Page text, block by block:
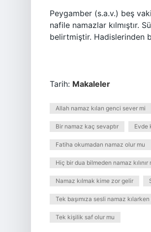
Peygamber (s.a.v.) beş
nafile namazlar kılmıştır.
belirtmiştir. Hadislerinden
Tarih: Makaleler
Allah namaz kılan genci sever mi
Bir namaz kaç sevaptır Evde
Fatiha okumadan namaz olur mu
Hiç bir dua bilmeden namaz kılınır
Namaz kılmak kime zor gelir
Tek başımıza sesli namaz
Tek kişilik saf olur mu